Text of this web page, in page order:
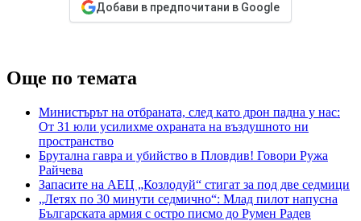
Добави в предпочитани в Google
Още по темата
Министърът на отбраната, след като дрон падна у нас:
От 31 юли усилихме охраната на въздушното ни
пространство
Брутална гавра и убийство в Пловдив! Говори Ружа
Райчева
Запасите на АЕЦ „Козлодуй“ стигат за под две седмици
„Летях по 30 минути седмично“: Млад пилот напусна
Българската армия с остро писмо до Румен Радев